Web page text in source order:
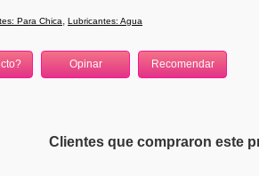
Para Chica, Lubricantes: Agua
Clientes que compraron este